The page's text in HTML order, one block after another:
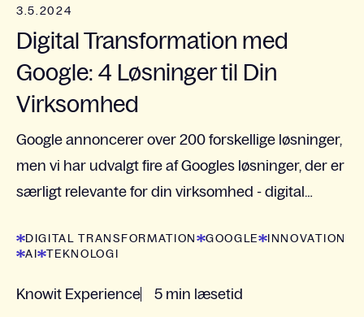
3.5.2024
Digital Transformation med
Google: 4 Løsninger til Din
Virksomhed
Google annoncerer over 200 forskellige løsninger,
men vi har udvalgt fire af Googles løsninger, der er
særligt relevante for din virksomhed - digital
DIGITAL TRANSFORMATION GOOGLE
INNOVATION
AI
TEKNOLOGI
Knowit Experience 5 min læsetid